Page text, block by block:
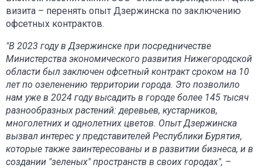
визита – перенять опыт Дзержинска по заключению
офсетных контрактов.
"В 2023 году в Дзержинске при посредничестве
Министерства экономического развития Нижегородской
области был заключен офсетный контракт сроком на 10
лет по озеленению территории города. Это позволило
нам уже в 2024 году высадить в городе более 145 тысяч
разнообразных растений: деревьев, кустарников,
многолетних и однолетних цветов. Опыт Дзержинска
вызвал интерес у представителей Республики Бурятия,
которые также заинтересованы и в развитии бизнеса, и в
создании "зеленых" пространств в своих городах", –